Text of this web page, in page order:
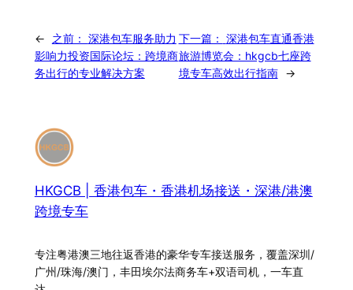
← 之前： 深港包车服务助力
影响力投资国际论坛：跨境商
务出行的专业解决方案
下一篇： 深港包车直通香港
旅游博览会：hkgcb七座跨
境专车高效出行指南
→
HKGCB | 香港包车・香港机场接送・深港/港澳
跨境专车
专注粤港澳三地往返香港的豪华专车接送服务，覆盖深圳/
广州/珠海/澳门，丰田埃尔法商务车+双语司机，一车直